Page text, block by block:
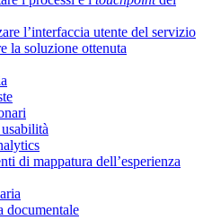
l’interfaccia utente del servizio
la soluzione ottenuta
di mappatura dell’esperienza
documentale